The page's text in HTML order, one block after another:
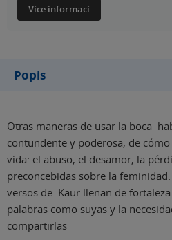
Více informací
Popis
Otras maneras de usar la boca
contundente y poderosa, de
vida: el abuso, el desamor, la
preconcebidas sobre la
versos de Kaur llenan de
palabras como suyas y la
compartirlas